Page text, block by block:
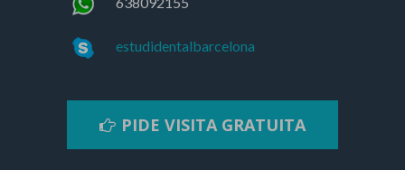
estudidentalbarcelona
PIDE VISITA GRATUITA